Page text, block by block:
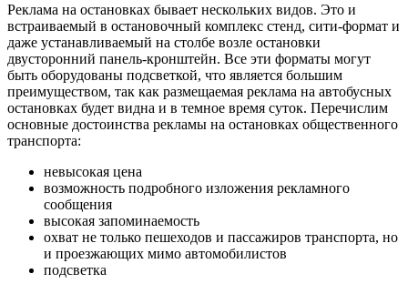
Реклама на остановках бывает нескольких видов. Это и
встраиваемый в остановочный комплекс стенд, сити-формат и
даже устанавливаемый на столбе возле остановки
двусторонний панель-кронштейн. Все эти форматы могут
быть оборудованы подсветкой, что является большим
преимуществом, так как размещаемая реклама на автобусных
остановках будет видна и в темное время суток. Перечислим
основные достоинства рекламы на остановках общественного
транспорта:
невысокая цена
возможность подробного изложения рекламного
сообщения
высокая запоминаемость
охват не только пешеходов и пассажиров транспорта, но
и проезжающих мимо автомобилистов
подсветка